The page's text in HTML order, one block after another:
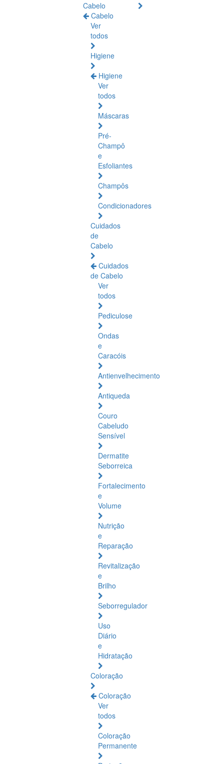
Cabelo
Cabelo
Ver
todos
Higiene
Higiene
Ver
todos
Máscaras
Pré-
Champô
e
Esfoliantes
Champôs
Condicionadores
Cuidados
de
Cabelo
Cuidados
de Cabelo
Ver
todos
Pediculose
Ondas
e
Caracóis
Antienvelhecimento
Antiqueda
Couro
Cabeludo
Sensível
Dermatite
Seborreica
Fortalecimento
e
Volume
Nutrição
e
Reparação
Revitalização
e
Brilho
Seborregulador
Uso
Diário
e
Hidratação
Coloração
Coloração
Ver
todos
Coloração
Permanente